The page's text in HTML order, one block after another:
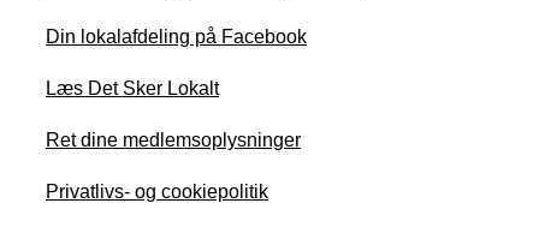
Din lokalafdeling på Facebook
Læs Det Sker Lokalt
Ret dine medlemsoplysninger
Privatlivs- og cookiepolitik